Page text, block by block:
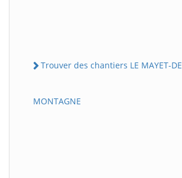
Trouver des chantiers LE MAYET-
MONTAGNE